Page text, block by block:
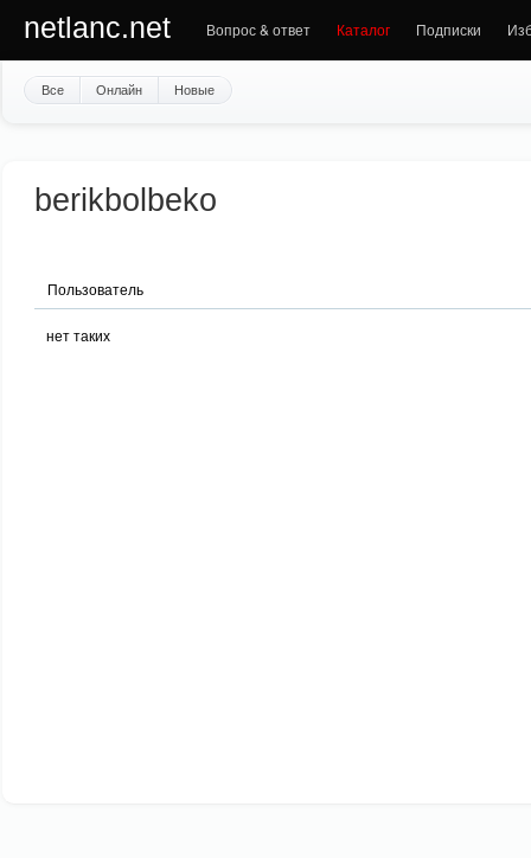
netlanc.net Вопрос & ответ Каталог Подписки
Все Онлайн Новые
berikbolbeko
Пользователь
нет таких